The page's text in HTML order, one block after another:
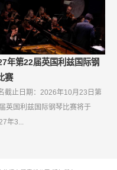
年第22届英国利兹国际钢
赛
截止日期：2026年10月23日第
英国利兹国际钢琴比赛将于
年3...